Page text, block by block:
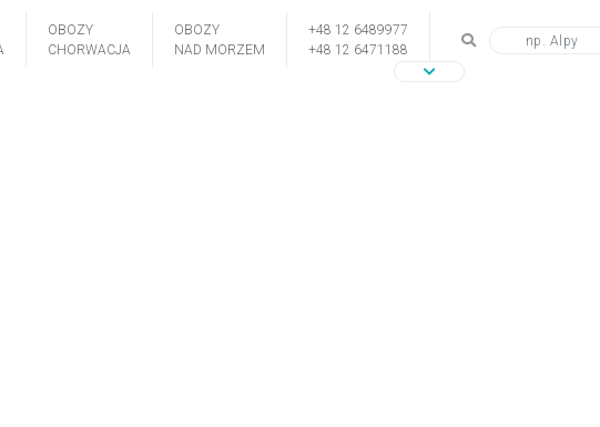
OBOZY
CHORWACJA
OBOZY
NAD MORZEM
+48 12 6489977
+48 12 6471188